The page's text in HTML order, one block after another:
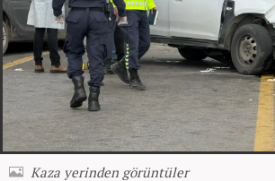
Kaza yerinden görüntüler